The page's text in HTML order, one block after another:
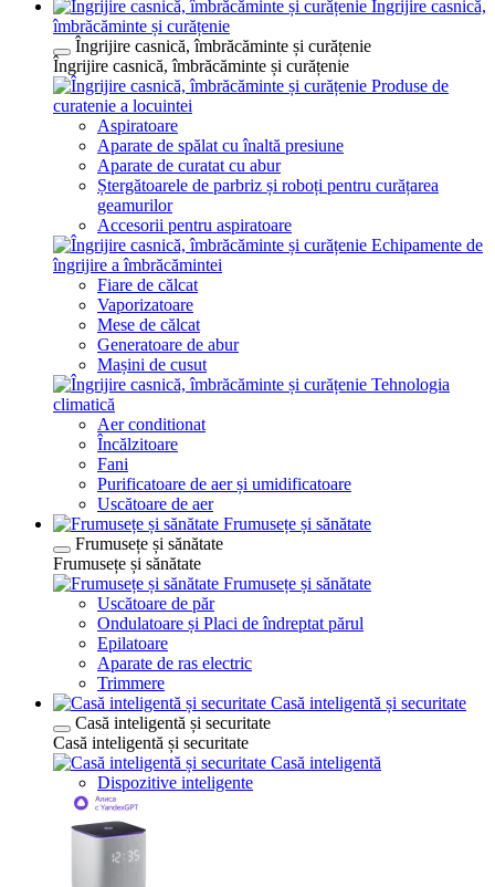
Îngrijire casnică,
îmbrăcăminte și curățenie
Îngrijire casnică, îmbrăcăminte și curățenie
Îngrijire casnică, îmbrăcăminte și curățenie
Produse de
curatenie a locuintei
Aspiratoare
Aparate de spălat cu înaltă presiune
Aparate de curatat cu abur
Ștergătoarele de parbriz și roboți pentru curățarea
geamurilor
Accesorii pentru aspiratoare
Echipamente de
îngrijire a îmbrăcămintei
Fiare de călcat
Vaporizatoare
Mese de călcat
Generatoare de abur
Mașini de cusut
Tehnologia
climatică
Aer conditionat
Încălzitoare
Fani
Purificatoare de aer și umidificatoare
Uscătoare de aer
Frumusețe și sănătate
Frumusețe și sănătate
Frumusețe și sănătate
Frumusețe și sănătate
Uscătoare de păr
Ondulatoare și Placi de îndreptat părul
Epilatoare
Aparate de ras electric
Trimmere
Casă inteligentă și securitate
Casă inteligentă și securitate
Casă inteligentă și securitate
Casă inteligentă
Dispozitive inteligente